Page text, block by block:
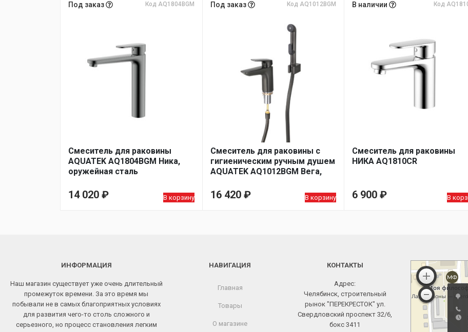
Под заказ Код AQ1804BGM
Смеситель для раковины
AQUATEK AQ1804BGM Ника,
оружейная сталь
14 020 ₽ В корзину
Под заказ Код AQ1012BGM
Смеситель для раковины с
гигиеническим ручным душем
AQUATEK AQ1012BGM Вега,
16 420 ₽ В корзину
В наличии Код
Смеситель для раковины
НИКА AQ1810CR
6 900 ₽ В
ИНФОРМАЦИЯ
Наш магазин существует уже очень длительный
промежуток времени. За это время мы
побывали не в самых благоприятных условиях
для развития чего-то столь сложного и
серьезного, но процесс становления легким
НАВИГАЦИЯ
Главная
Товары
О магазине
КОНТАКТЫ
Адрес:
Челябинск, строительный
рынок "ПЕРЕКРЕСТОК" ул.
Свердловский проспект 32/6,
бокс 3411